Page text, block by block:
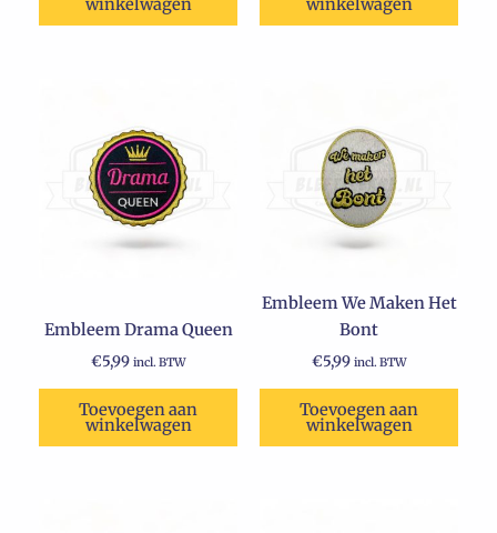
winkelwagen winkelwagen
Embleem Drama Queen
€5,99 incl. BTW
Toevoegen aan
winkelwagen
Embleem We Maken Het
Bont
€5,99 incl. BTW
Toevoegen aan
winkelwagen